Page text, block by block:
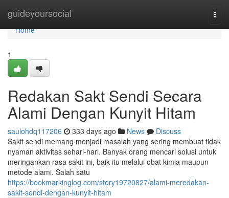
guideyoursocial
Home
Home
1
Redakan Sakt Sendi Secara
Alami Dengan Kunyit Hitam
saulohdq117206 333 days ago News
Discuss
Sakit sendi memang menjadi masalah yang sering membuat tidak
nyaman aktivitas sehari-hari. Banyak orang mencari solusi untuk
meringankan rasa sakit ini, baik itu melalui obat kimia maupun
metode alami. Salah satu
https://bookmarkinglog.com/story19720827/alami-meredakan-
sakit-sendi-dengan-kunyit-hitam